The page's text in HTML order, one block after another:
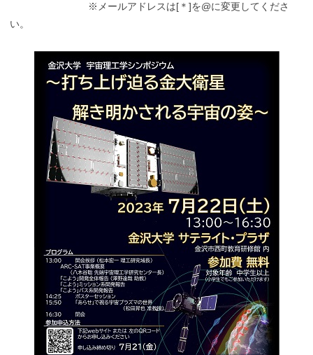
※メールアドレスは[＊]を@に変更してくださ
い。